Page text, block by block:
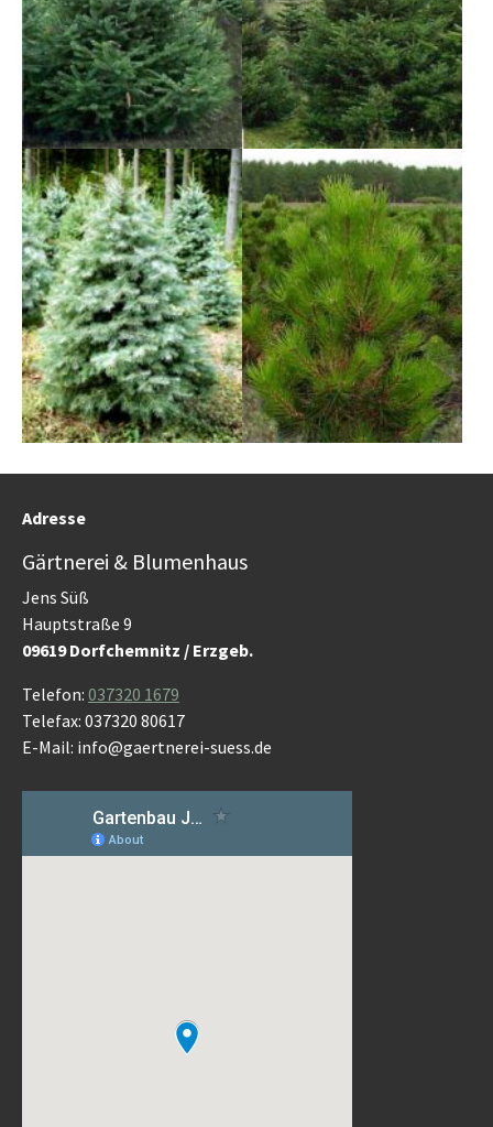
Show larger version Show larger version
Adresse
Gärtnerei & Blumenhaus
Jens Süß
Hauptstraße 9
09619 Dorfchemnitz / Erzgeb.
Telefon: 037320 1679
Telefax: 037320 80617
E-Mail: info@gaertnerei-suess.de